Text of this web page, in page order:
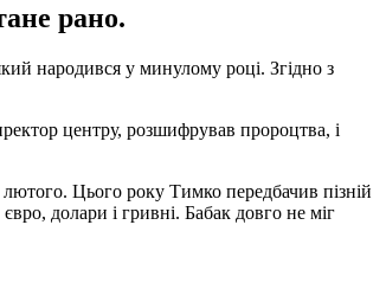
рано.
народився у минулому році. Згідно з
центру, розшифрував пророцтва, і
Цього року Тимко передбачив пізній
долари і гривні. Бабак довго не міг